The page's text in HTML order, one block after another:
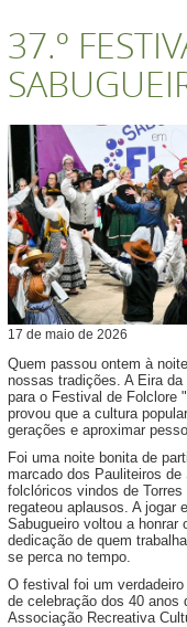
37.º
17 de maio de 2026
Quem passou ontem à
nossas tradições. A Eira
para o Festival de Folclore
provou que a cultura
gerações e aproximar
Foi uma noite bonita de
marcado dos Pauliteiros
folclóricos vindos de
regateou aplausos. A jogar
Sabugueiro voltou a honrar
dedicação de quem
se perca no tempo.
O festival foi um
de celebração dos 40 anos
Associação Recreativa